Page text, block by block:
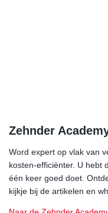
Zehnder
Word expert op vlak van
kosten-efficiënter. U hebt
één keer goed doet.
kijkje bij de artikelen en